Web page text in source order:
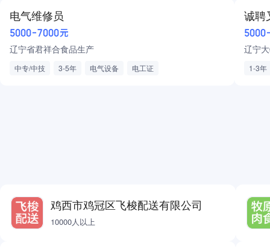
专用设备制造
节日福利
生日礼品
电气维修员
5000-7000元
辽宁省君祥合食品生产
中专/中技 3-5年 电气设备
电工证
辽宁
1-3年
鸡西市鸡冠区飞梭配送有限公司
10000人以上